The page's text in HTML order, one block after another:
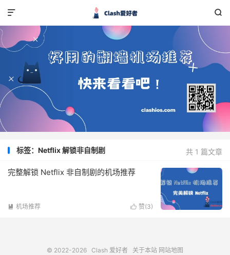


共 1 篇文章
标签：Netflix 解锁非自制剧
完整解锁 Netflix 非自制剧的机场推荐
 赞(3)
 机场推荐
© 2022-2026 Clash 爱好者 关于本站 网站地图